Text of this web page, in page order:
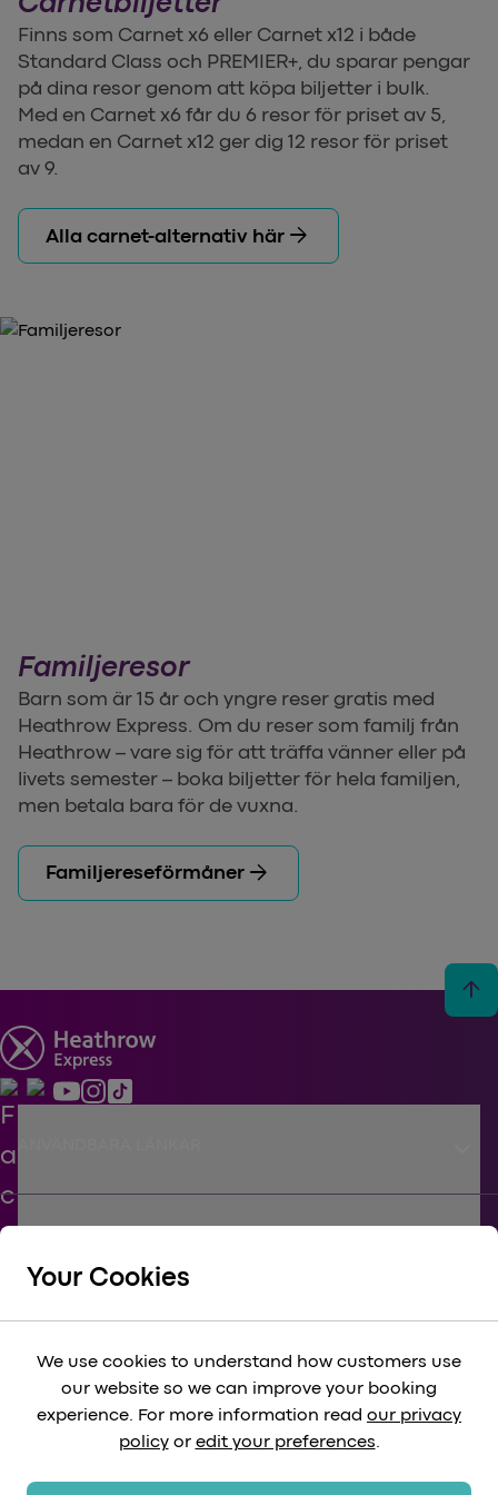
Finns som Carnet x6 eller Carnet x12 i både
Standard Class och PREMIER+, du sparar pengar
på dina resor genom att köpa biljetter i bulk.
Med en Carnet x6 får du 6 resor för priset av 5,
medan en Carnet x12 ger dig 12 resor för priset
av 9.
Alla carnet-alternativ här arrow_forward
Familjeresor
Barn som är 15 år och yngre reser gratis med
Heathrow Express. Om du reser som familj från
Heathrow – vare sig för att träffa vänner eller på
livets semester – boka biljetter för hela familjen,
men betala bara för de vuxna.
Familjereseförmåner arrow_forward
arrow_upward
keyboard_arrow_down
FÖRETAGS keyboard_arrow_down
LAGLIG keyboard_arrow_down
Your Cookies
We use cookies to understand how customers use
our website so we can improve your booking
experience. For more information read our privacy
policyor edit your preferences.